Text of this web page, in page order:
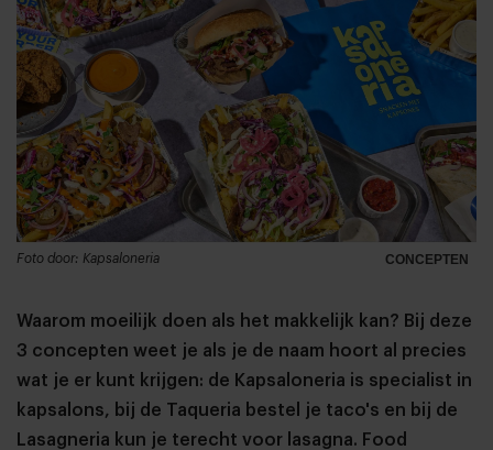
CONCEPTEN
Foto door: Kapsaloneria
Waarom moeilijk doen als het makkelijk kan? Bij deze
3 concepten weet je als je de naam hoort al precies
wat je er kunt krijgen: de Kapsaloneria is specialist in
kapsalons, bij de Taqueria bestel je taco's en bij de
Lasagneria kun je terecht voor lasagna. Food